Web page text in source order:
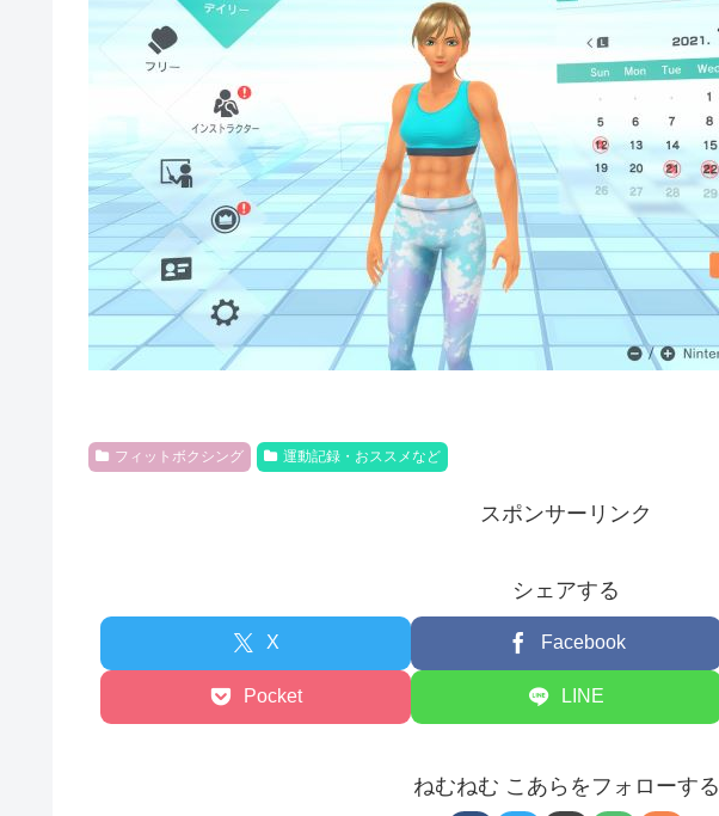
フィットボクシング 運動記録・おススメなど
スポンサーリンク
シェアする
X Facebook
Pocket LINE
ねむねむ こあらをフォローする